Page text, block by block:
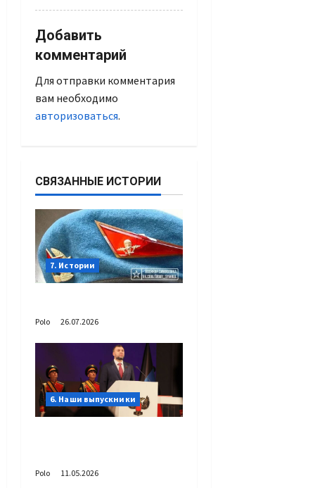
Добавить
комментарий
Для отправки комментария
вам необходимо
авторизоваться.
СВЯЗАННЫЕ ИСТОРИИ
7. Истории
Polo 26.07.2026
6. Наши выпускники
Polo 11.05.2026